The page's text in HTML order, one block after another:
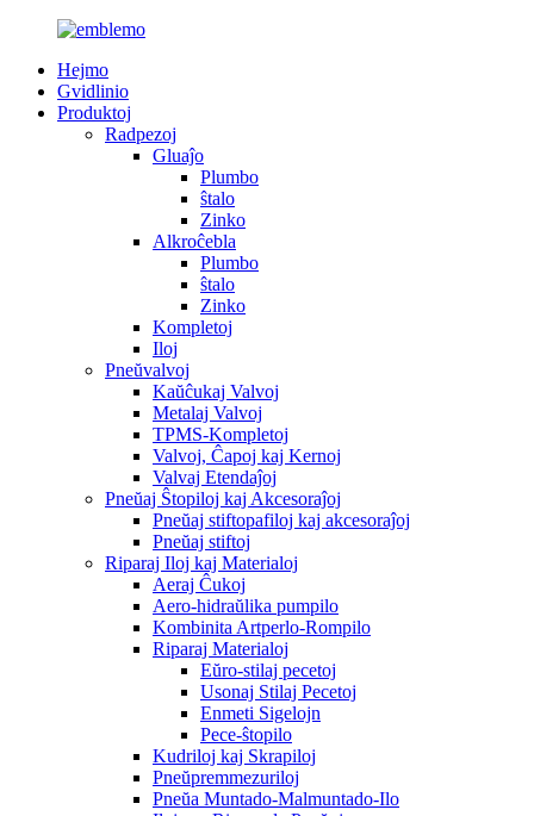
Hejmo
Gvidlinio
Produktoj
Radpezoj
Gluaĵo
Plumbo
ŝtalo
Zinko
Alkroĉebla
Plumbo
ŝtalo
Zinko
Kompletoj
Iloj
Pneŭvalvoj
Kaŭĉukaj Valvoj
Metalaj Valvoj
TPMS-Kompletoj
Valvoj, Ĉapoj kaj Kernoj
Valvaj Etendaĵoj
Pneŭaj Ŝtopiloj kaj Akcesoraĵoj
Pneŭaj stiftopafiloj kaj akcesoraĵoj
Pneŭaj stiftoj
Riparaj Iloj kaj Materialoj
Aeraj Ĉukoj
Aero-hidraŭlika pumpilo
Kombinita Artperlo-Rompilo
Riparaj Materialoj
Eŭro-stilaj pecetoj
Usonaj Stilaj Pecetoj
Enmeti Sigelojn
Pece-ŝtopilo
Kudriloj kaj Skrapiloj
Pneŭpremmezuriloj
Pneŭa Muntado-Malmuntado-Ilo